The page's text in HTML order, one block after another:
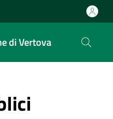
di Vertova